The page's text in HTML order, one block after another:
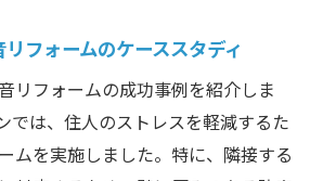
フォームのケーススタディ
リフォームの成功事例を紹介しま
では、住人のストレスを軽減するた
ムを実施しました。特に、隣接する